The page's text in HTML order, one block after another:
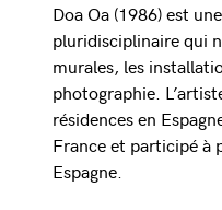
Doa Oa (1986) est
pluridisciplinaire qui
murales, les
photographie.
résidences en
France et participé à
Espagne.